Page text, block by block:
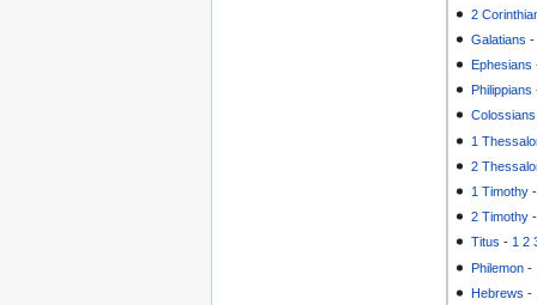
2
Galatians
Ephesians
Philippians
Colossians
1
2
1 Timothy
2 Timothy
Titus - 1 2
Philemon -
Hebrews -